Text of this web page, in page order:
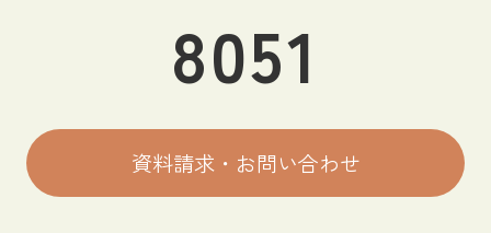
8051
資料請求・お問い合わせ